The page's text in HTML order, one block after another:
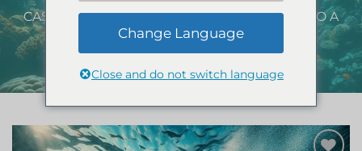
CASA IBIZA / FESTA DI ADDIO AL NUBILATO A
IBIZA
Change Language
Close and do not switch language